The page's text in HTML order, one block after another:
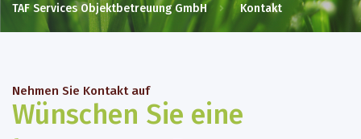
TAF Services Objektbetreuung GmbH Kontakt
Nehmen Sie Kontakt auf
Wünschen Sie eine